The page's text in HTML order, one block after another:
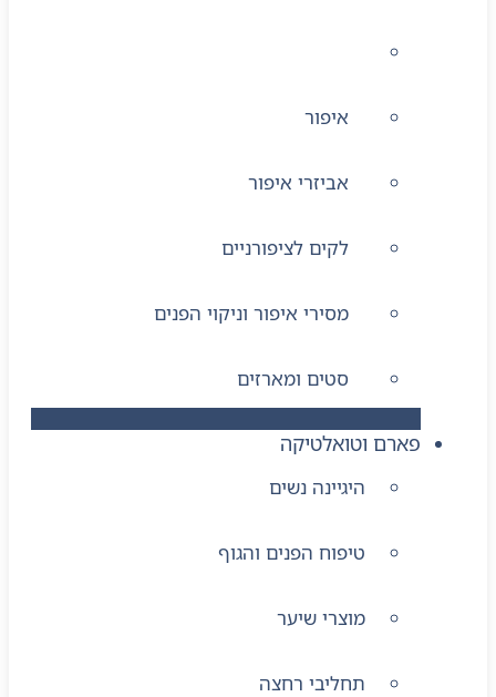
איפור
אביזרי איפור
לקים לציפורניים
מסירי איפור וניקוי הפנים
סטים ומארזים
פארם וטואלטיקה
היגיינה נשים
טיפוח הפנים והגוף
מוצרי שיער
תחליבי רחצה